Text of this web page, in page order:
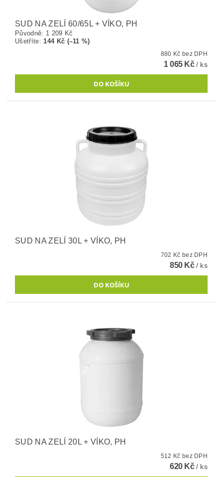
SUD NA ZELÍ 60/65L + VÍKO, PH
Původně: 1 209 Kč
Ušetříte: 144 Kč (–11 %)
880 Kč bez DPH
1 065 Kč/ ks
SUD NA ZELÍ 30L + VÍKO, PH
702 Kč bez DPH
850 Kč/ ks
SUD NA ZELÍ 20L + VÍKO, PH
512 Kč bez DPH
620 Kč/ ks